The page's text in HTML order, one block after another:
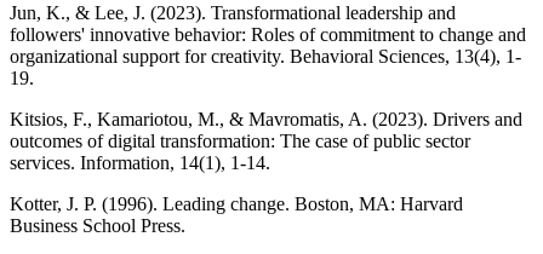
Jun, K., & Lee, J. (2023). Transformational leadership and
followers' innovative behavior: Roles of commitment to change and
organizational support for creativity. Behavioral Sciences, 13(4), 1-
19.
Kitsios, F., Kamariotou, M., & Mavromatis, A. (2023). Drivers and
outcomes of digital transformation: The case of public sector
services. Information, 14(1), 1-14.
Kotter, J. P. (1996). Leading change. Boston, MA: Harvard
Business School Press.